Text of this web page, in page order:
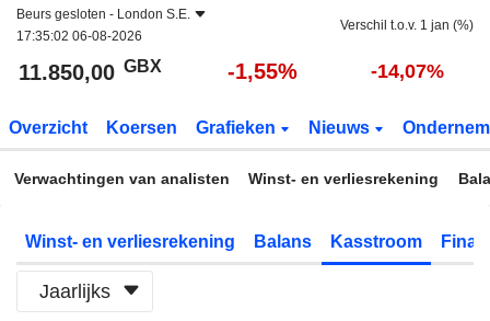
Beurs gesloten - London S.E.
17:35:02 06-08-2026
Verschil t.o.v. 1 jan (%)
11.850,00 GBX -1,55% -14,07%
Overzicht Koersen Grafieken Nieuws
Verwachtingen van analisten Winst- en verliesrekening
Winst- en verliesrekening Balans Kasstroom
Jaarlijks